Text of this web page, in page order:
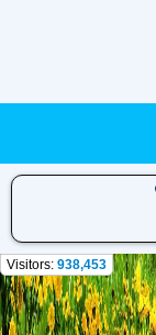
Visitors: 938,453